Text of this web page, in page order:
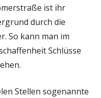
ist ihr
durch die
So kann man im
Schlüsse
Stellen sogenannte